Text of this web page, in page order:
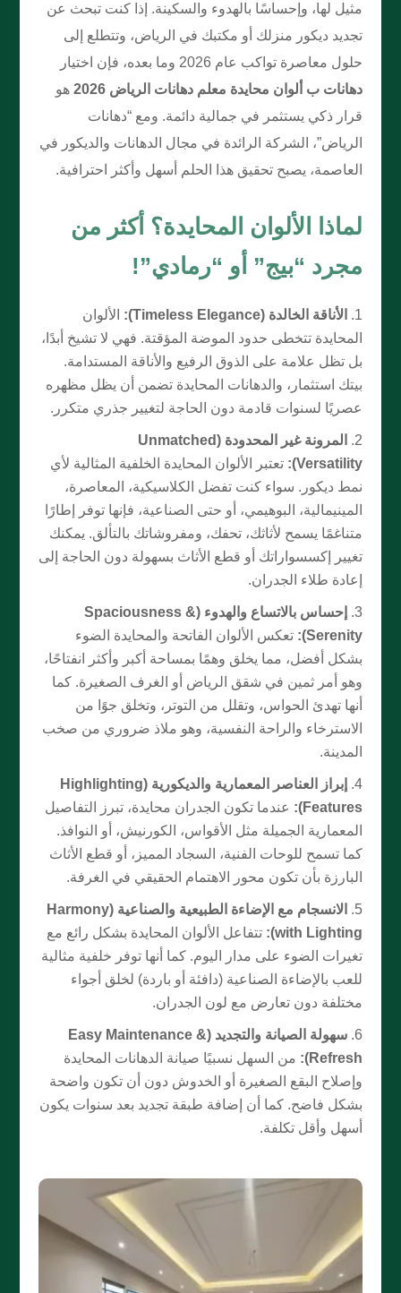
مثيل لها، وإحساسًا بالهدوء والسكينة. إذا كنت تبحث عن
تجديد ديكور منزلك أو مكتبك في الرياض، وتتطلع إلى
حلول معاصرة تواكب عام 2026 وما بعده، فإن اختيار
دهانات ب ألوان محايدة معلم دهانات الرياض 2026
هو
قرار ذكي يستثمر في جمالية دائمة. ومع “دهانات
الرياض”، الشركة الرائدة في مجال الدهانات والديكور في
العاصمة، يصبح تحقيق هذا الحلم أسهل وأكثر احترافية.
لماذا الألوان المحايدة؟ أكثر من
مجرد “بيج” أو “رمادي”!
الأناقة الخالدة (Timeless Elegance):
الألوان
المحايدة تتخطى حدود الموضة المؤقتة. فهي لا تشيخ أبدًا،
بل تظل علامة على الذوق الرفيع والأناقة المستدامة.
بيتك استثمار، والدهانات المحايدة تضمن أن يظل مظهره
عصريًا لسنوات قادمة دون الحاجة لتغيير جذري متكرر.
المرونة غير المحدودة (Unmatched
Versatility):
تعتبر الألوان المحايدة الخلفية المثالية لأي
نمط ديكور. سواء كنت تفضل الكلاسيكية، المعاصرة،
المينيمالية، البوهيمي، أو حتى الصناعية، فإنها توفر إطارًا
متناغمًا يسمح لأثاثك، تحفك، ومفروشاتك بالتألق. يمكنك
تغيير إكسسواراتك أو قطع الأثاث بسهولة دون الحاجة إلى
إعادة طلاء الجدران.
إحساس بالاتساع والهدوء (Spaciousness &
Serenity):
تعكس الألوان الفاتحة والمحايدة الضوء
بشكل أفضل، مما يخلق وهمًا بمساحة أكبر وأكثر انفتاحًا،
وهو أمر ثمين في شقق الرياض أو الغرف الصغيرة. كما
أنها تهدئ الحواس، وتقلل من التوتر، وتخلق جوًا من
الاسترخاء والراحة النفسية، وهو ملاذ ضروري من صخب
المدينة.
إبراز العناصر المعمارية والديكورية (Highlighting
Features):
عندما تكون الجدران محايدة، تبرز التفاصيل
المعمارية الجميلة مثل الأقواس، الكورنيش، أو النوافذ.
كما تسمح للوحات الفنية، السجاد المميز، أو قطع الأثاث
البارزة بأن تكون محور الاهتمام الحقيقي في الغرفة.
الانسجام مع الإضاءة الطبيعية والصناعية (Harmony
with Lighting):
تتفاعل الألوان المحايدة بشكل رائع مع
تغيرات الضوء على مدار اليوم. كما أنها توفر خلفية مثالية
للعب بالإضاءة الصناعية (دافئة أو باردة) لخلق أجواء
مختلفة دون تعارض مع لون الجدران.
سهولة الصيانة والتجديد (Easy Maintenance &
Refresh):
من السهل نسبيًا صيانة الدهانات المحايدة
وإصلاح البقع الصغيرة أو الخدوش دون أن تكون واضحة
بشكل فاضح. كما أن إضافة طبقة تجديد بعد سنوات يكون
أسهل وأقل تكلفة.